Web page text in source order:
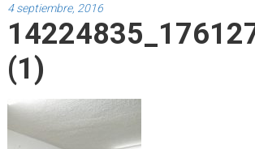
Dios
y
después
las
noticias.
4 septiembre, 2016
(1)